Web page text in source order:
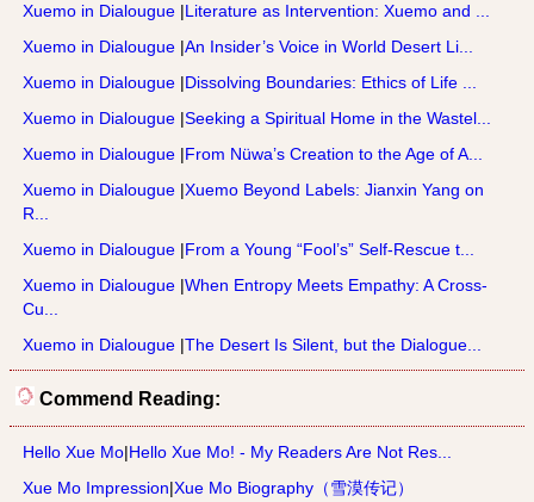
Xuemo in Dialougue |Literature as Intervention: Xuemo and ...
Xuemo in Dialougue |An Insider’s Voice in World Desert Li...
Xuemo in Dialougue |Dissolving Boundaries: Ethics of Life ...
Xuemo in Dialougue |Seeking a Spiritual Home in the Wastel...
Xuemo in Dialougue |From Nüwa’s Creation to the Age of A...
Xuemo in Dialougue |Xuemo Beyond Labels: Jianxin Yang on
R...
Xuemo in Dialougue |From a Young “Fool’s” Self-Rescue t...
Xuemo in Dialougue |When Entropy Meets Empathy: A Cross-
Cu...
Xuemo in Dialougue |The Desert Is Silent, but the Dialogue...
Commend Reading:
Hello Xue Mo|Hello Xue Mo! - My Readers Are Not Res...
Xue Mo Impression|Xue Mo Biography（雪漠传记）